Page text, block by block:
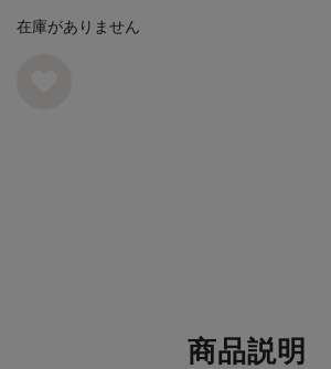
在庫がありません
商品説明